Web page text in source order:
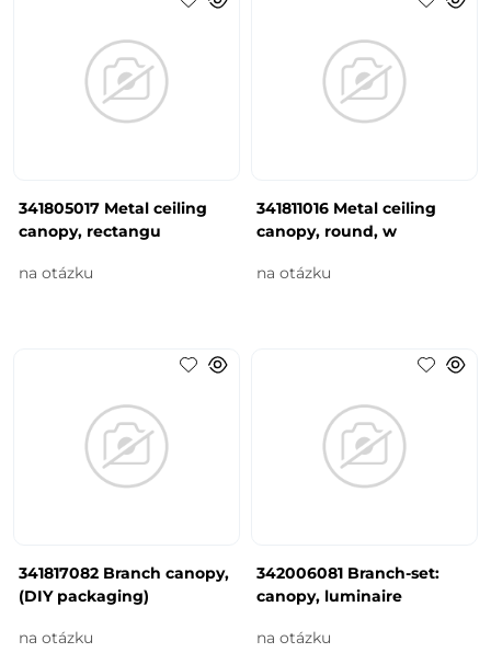
341805017 Metal ceiling
canopy, rectangu
na otázku
341811016 Metal ceiling
canopy, round, w
na otázku
341817082 Branch canopy,
(DIY packaging)
na otázku
342006081 Branch-set:
canopy, luminaire
na otázku